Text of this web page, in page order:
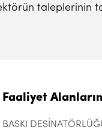
taleplerinin
Faaliyet
BASKI